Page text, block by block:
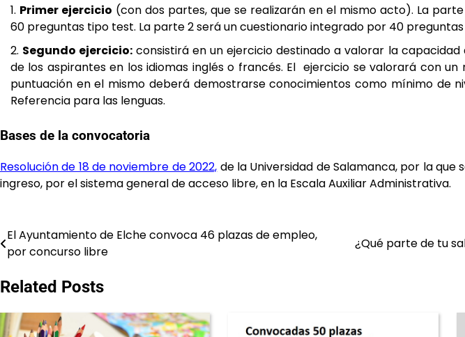
Primer ejercicio (con dos partes, que se realizarán en el mismo acto). La parte
60 preguntas tipo test. La parte2 seráuncuestionariointegrado por 40
Segundo ejercicio: consistirá en un ejercicio destinado avalorar la
de los aspirantes en los idiomas inglés o francés. El ejercicio se valorará con
puntuación en el mismo deberá demostrarse conocimientos como mínimo de
Referencia para las lenguas.
Bases de la convocatoria
Resolución de 18 de noviembre de 2022, de la Universidad de Salamanca, por la que
ingreso, por el sistemageneral de acceso libre, en la Escala Auxiliar Administrativa.
Navegación
de
entradas
El Ayuntamiento de Elche convoca 46 plazas de empleo,
por concurso libre
¿Qué parte de tu
Related Posts